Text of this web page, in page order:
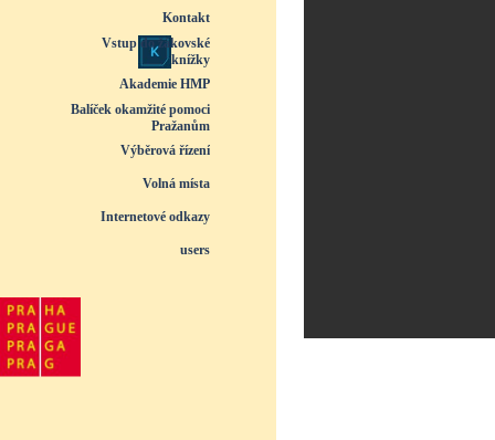
Kontakt
Vstup do žákovské
knížky
Akademie HMP
Balíček okamžité pomoci
Pražanům
Výběrová řízení
Volná místa
Internetové odkazy
users